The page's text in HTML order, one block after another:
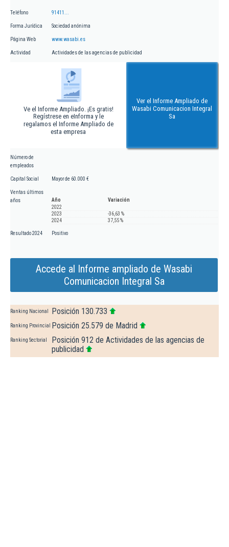
Teléfono 91411...
Forma Jurídica Sociedad anónima
Página Web www.wasabi.es
Actividad Actividades de las agencias de publicidad
Ve el Informe Ampliado. ¡Es gratis!
Regístrese en eInforma y le
regalamos el Informe Ampliado de
esta empresa
Ver el Informe Ampliado de
Wasabi Comunicacion Integral
Sa
Número de
empleados
Capital Social Mayor de 60.000 €
Ventas últimos
años
Año
Variación
2022
2023
-36,63 %
2024
37,55 %
Resultado 2024 Positivo
Accede al Informe ampliado de Wasabi
Comunicacion Integral Sa
Ranking Nacional Posición 130.733
Ranking Provincial Posición 25.579 de Madrid
Ranking Sectorial
Posición 912 de Actividades de las agencias de
publicidad